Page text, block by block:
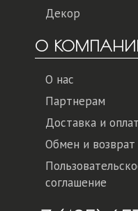
Декор
О
О нас
Партнерам
Доставка и
Обмен и возврат
соглашение